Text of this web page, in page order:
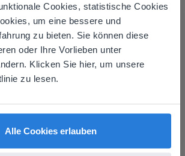
Cookies, statistische Cookies
um eine bessere und
zu bieten. Sie können diese
oder Ihre Vorlieben unter
Klicken Sie hier, um unsere
zu lesen.
Alle Cookies erlauben
Sommer
Fußball-WM
doesn't match
location, we think you might
English website. There you'll
Deutsch